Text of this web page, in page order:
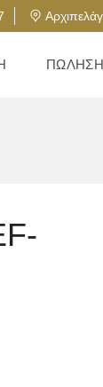
ΠΏΛΗΣΗ